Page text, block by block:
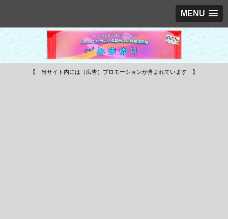
MENU
【 当サイト内には（広告）プロモーションが含まれています 】